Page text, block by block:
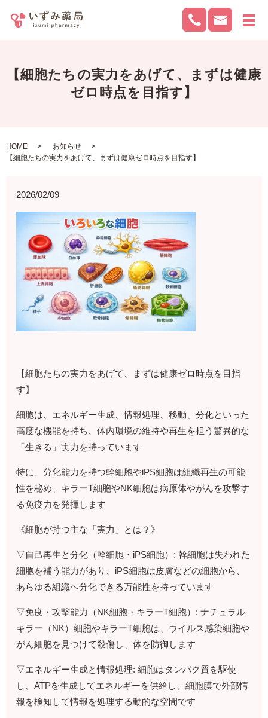
メ
【細胞たちの実力をあげて、まずは健康
ゼロ時点を目指す】
HOME
お知らせ
【細胞たちの実力をあげて、まずは健康ゼロ時点を目指す】
2026/02/09
【細胞たちの実力をあげて、まずは健康ゼロ時点を目指
す】
細胞は、エネルギー生成、情報処理、移動、分化といった
高度な機能を持ち、体内環境の維持や再生を担う驚異的な
「生きる」実力を持っています
特に、分化能力を持つ幹細胞やiPS細胞は組織再生の可能
性を秘め、キラーT細胞やNK細胞は病原体やがんを攻撃す
る免疫力を発揮します
《細胞が持つ主な「実力」とは？》
▽自己再生と分化（幹細胞・iPS細胞）: 幹細胞は失われた
細胞を補う能力があり、iPS細胞は皮膚などの細胞から、
あらゆる組織へ分化できる万能性を持っています
▽免疫・攻撃能力（NK細胞・キラーT細胞）: ナチュラル
キラー（NK）細胞やキラーT細胞は、ウイルス感染細胞や
がん細胞を見つけて殺傷し、体を防御します
▽エネルギー生成と情報処理: 細胞はタンパク質を駆使
し、ATPを生成してエネルギーを供給し、細胞膜で外部情
報を検知して情報を処理する動的な空間です